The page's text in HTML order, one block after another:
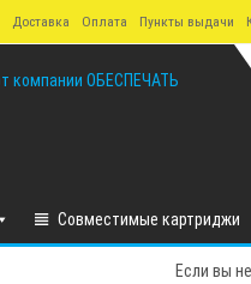
Доставка Оплата Пункты выдачи
Совместимые картриджи
Если вы